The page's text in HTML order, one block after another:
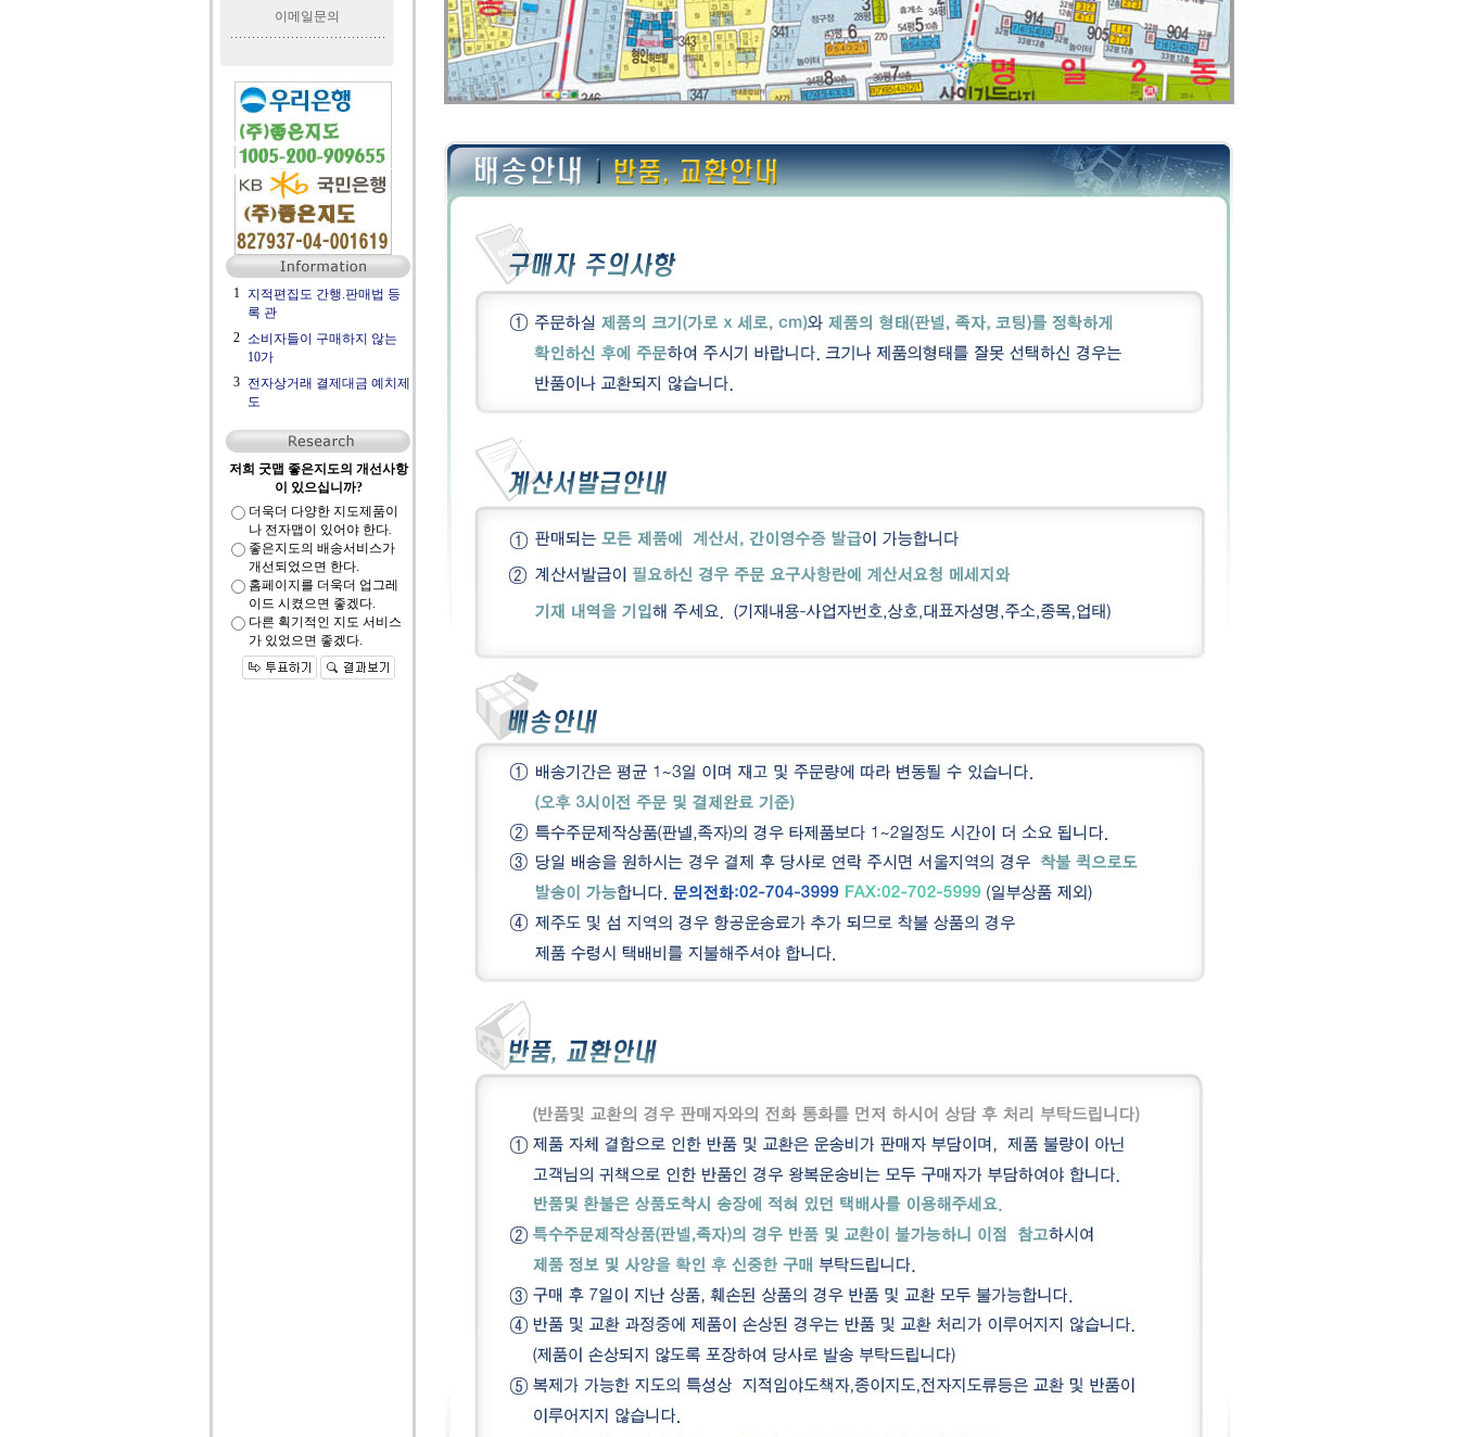
이메일문의
1 지적편집도 간행.판매법 등
록 관
2 소비자들이 구매하지 않는
10가
3 전자상거래 결제대금 예치제
도
저희 굿맵 좋은지도의 개선사항
이 있으십니까?
더욱더 다양한 지도제품이
나 전자맵이 있어야 한다.
좋은지도의 배송서비스가
개선되었으면 한다.
홈페이지를 더욱더 업그레
이드 시켰으면 좋겠다.
다른 획기적인 지도 서비스
가 있었으면 좋겠다.